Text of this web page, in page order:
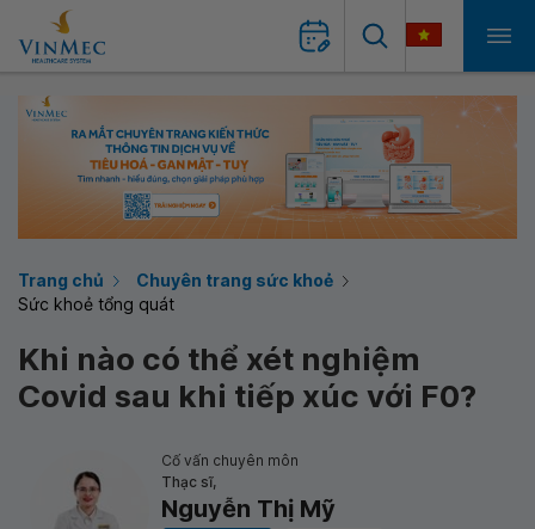
Trang chủ
Chuyên trang sức khoẻ
Sức khoẻ tổng quát
Khi nào có thể xét nghiệm
Covid sau khi tiếp xúc với F0?
Cố vấn chuyên môn
Thạc sĩ,
Nguyễn Thị Mỹ